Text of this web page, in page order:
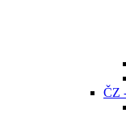
ČZ